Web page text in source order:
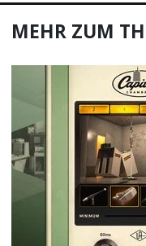
MEHR ZUM